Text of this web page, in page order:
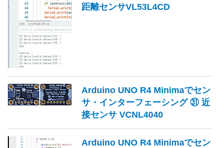
距離センサVL53L4CD
Arduino UNO R4 Minimaでセン
サ・インターフェーシング ㉛ 近
接センサ VCNL4040
Arduino UNO R4 Minimaでセン